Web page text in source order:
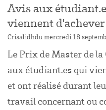
Avis aux
viennent
Crisalidhdu mercredi 18
Le Prix de Master de
aux étudiant.es qui
et ont réalisé durant
travail concernant ou